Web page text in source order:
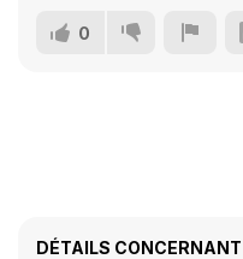
0
DÉTAILS CONCERNANT